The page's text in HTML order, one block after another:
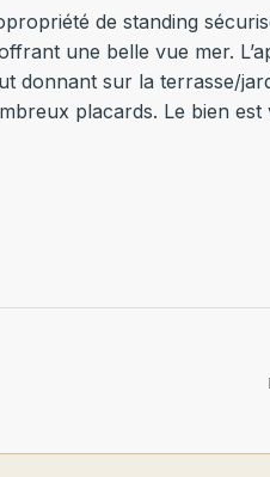
de standing
une belle vue mer.
donnant sur la terrasse/
placards. Le bien